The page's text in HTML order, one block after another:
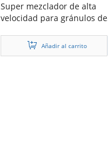
Super mezclador de alta
velocidad para gránulos de
Añadir al carrito